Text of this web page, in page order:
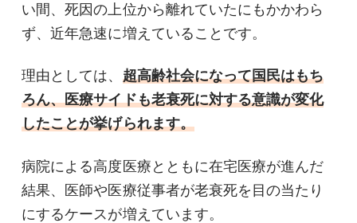
い間、死因の上位から離れていたにもかかわら
ず、近年急速に増えていることです。
理由としては、 超高齢社会になって国民はもち
ろん、医療サイドも老衰死に対する意識が変化
したことが挙げられます。
病院による高度医療とともに在宅医療が進んだ
結果、医師や医療従事者が老衰死を目の当たり
にするケースが増えています。